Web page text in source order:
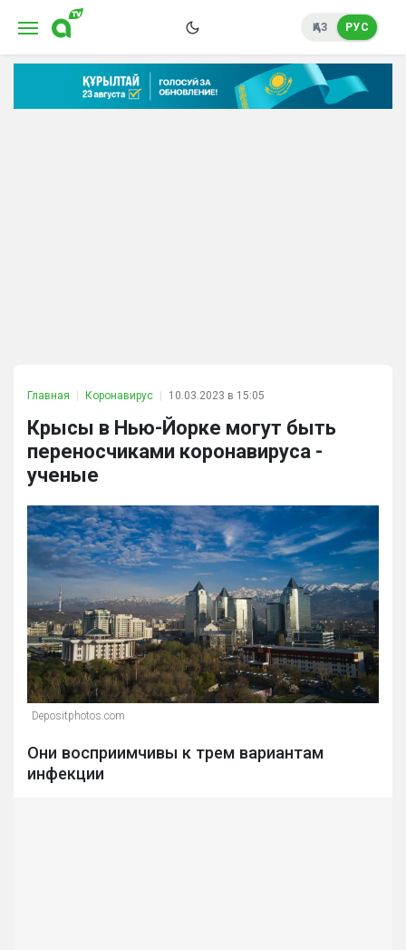
ҚАЗ РУС
Главная Коронавирус 10.03.2023 в 15:05
Крысы в Нью-Йорке могут быть
переносчиками коронавируса -
ученые
Depositphotos.com
Они восприимчивы к трем вариантам
инфекции